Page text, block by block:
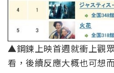
▲鋼鍊上映首週就衝上觀
看，後續反應大概也可想